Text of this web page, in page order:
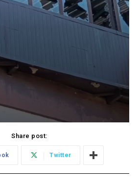
Share post:
Twitter